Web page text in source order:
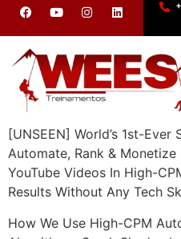
[UNSEEN] World’s 1st-
Automate, Rank & Monetize
YouTube Videos In High-
Results Without Any Tech
How We Use High-CPM